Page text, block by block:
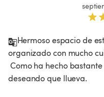
Hermoso espacio de
organizado con mucho
deseando que llueva.